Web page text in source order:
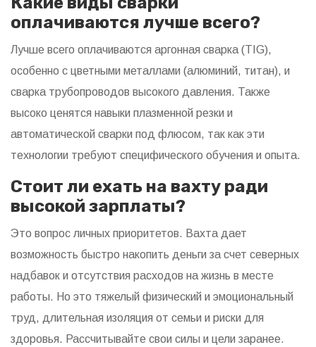
оплачиваются лучше всего?
Лучше всего оплачиваются аргонная сварка (TIG),
особенно с цветными металлами (алюминий, титан), и
сварка трубопроводов высокого давления. Также
высоко ценятся навыки плазменной резки и
автоматической сварки под флюсом, так как эти
технологии требуют специфического обучения и опыта.
Стоит ли ехать на вахту ради
высокой зарплаты?
Это вопрос личных приоритетов. Вахта дает
возможность быстро накопить деньги за счет северных
надбавок и отсутствия расходов на жизнь в месте
работы. Но это тяжелый физический и эмоциональный
труд, длительная изоляция от семьи и риски для
здоровья. Рассчитывайте свои силы и цели заранее.